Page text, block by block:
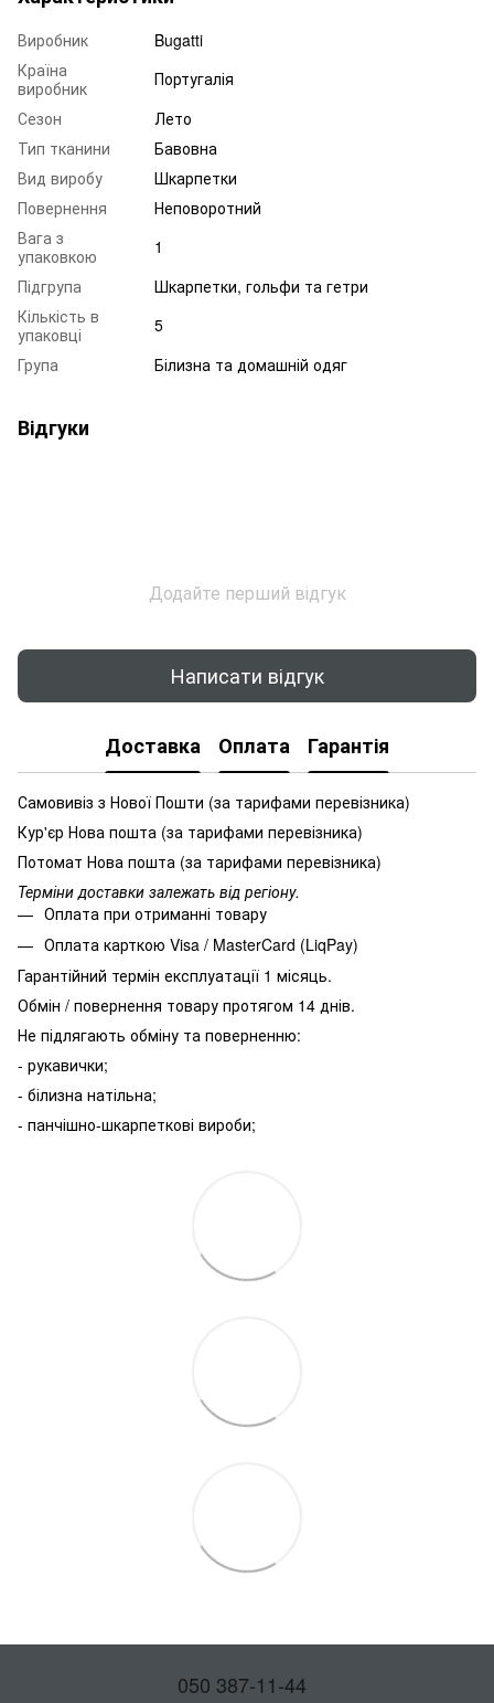
Виробник
Bugatti
Країна
виробник
Португалія
Сезон
Лето
Тип тканини
Бавовна
Вид виробу
Шкарпетки
Повернення
Неповоротний
Вага з
упаковкою
1
Підгрупа
Шкарпетки, гольфи та гетри
Кількість в
упаковці
5
Група
Білизна та домашній одяг
Відгуки
Додайте перший відгук
Написати відгук
Доставка Оплата Гарантія
Самовивіз з Нової Пошти (за тарифами перевізника)
Кур'єр Нова пошта (за тарифами перевізника)
Потомат Нова пошта (за тарифами перевізника)
Терміни доставки залежать від регіону.
Оплата при отриманні товару
Оплата карткою Visa / MasterCard (LiqPay)
Гарантійний термін експлуатації 1 місяць.
Обмін / повернення товару протягом 14 днів.
Не підлягають обміну та поверненню:
- рукавички;
- білизна натільна;
- панчішно-шкарпеткові вироби;
050 387-11-44